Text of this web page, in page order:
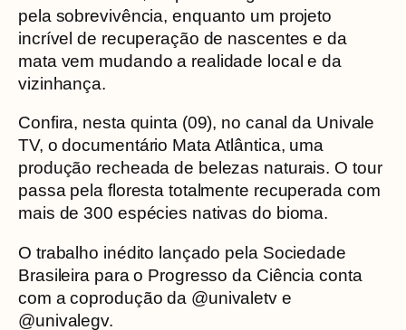
pela sobrevivência, enquanto um projeto
incrível de recuperação de nascentes e da
mata vem mudando a realidade local e da
vizinhança.
Confira, nesta quinta (09), no canal da Univale
TV, o documentário Mata Atlântica, uma
produção recheada de belezas naturais. O tour
passa pela floresta totalmente recuperada com
mais de 300 espécies nativas do bioma.
O trabalho inédito lançado pela Sociedade
Brasileira para o Progresso da Ciência conta
com a coprodução da @univaletv e
@univalegv.